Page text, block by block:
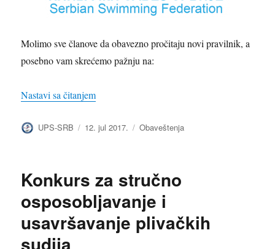
Molimo sve članove da obavezno pročitaju novi pravilnik, a
posebno vam skrećemo pažnju na:
Nastavi sa čitanjem„Upravni odbor PSS usvojio novi sudijski
Autor
UPS-SRB Objavljeno
12. jul 2017. Kategorije
Obaveštenja
Konkurs za stručno
osposobljavanje i
usavršavanje plivačkih